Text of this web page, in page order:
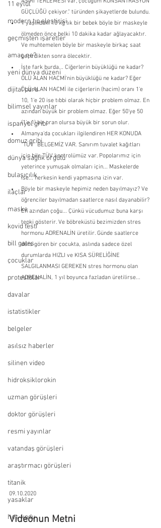
11 eylül
modern tıp eleştirisi
geçmişten işaretler
amaç ne?
yeni dünya düzeni
dijital para
bilimsel yayınlar
ispanyol gribi
domuz gribi
dünya sağlık örgütü
bulaşıcılık
ilaçlar
maske
kovid testi
bill gates
çocuklar
protestolar
davalar
istatistikler
belgeler
asılsız haberler
silinen video
hidroksiklorokin
uzman görüşleri
doktor görüşleri
resmi yayınlar
vatandaş görüşleri
araştırmacı görüşleri
titanik
yasaklar
hes-kodu
GÜÇLÜĞÜ çekiyor." türünden şikayetlerde bulundu.
1 yaşındaki 10 kg lık bir bebek böyle bir maskeyle
ölmeden önce belki 10 dakika kadar ağlayacaktır.
Ve muhtemelen böyle bir maskeyle birkaç saat
geçirdikten sonra ölecektir.
İşte fark burda... Ciğerlerin büyüklüğü ne kadar?
ÖLÜ ALAN HACMİ'nin büyüklüğü ne kadar? Eğer
ÖLÜ ALAN HACMİ ile ciğerlerin (hacim) oranı 1'e
10, 1'e 20 ise tıbbi olarak hiçbir problem olmaz. En
azından büyük bir problem olmaz. Eğer 50'ye 50
(1'e 1) bir oran olursa büyük bir sorun olur.
Almanya'da çocukları ilgilendiren HER KONUDA
"TÜV" BELGEMİZ VAR. Sanırım tuvalet kağıtları
için bile TÜV kontrolümüz var. Popolarımız için
yeterince yumuşak olmaları için... Maskelerde
ise... herkesin kendi yapmasına izin var.
Böyle bir maskeyle hepimiz neden bayılmayız? Ve
öğrenciler bayılmadan saatlerce nasıl dayanabilir?
En azından çoğu... Çünkü vücudumuz buna karşı
tepki gösterir. Ve böbreküstü bezimizden stres
hormonu ADRENALİN üretilir. Günde saatlerce
ders gören bir çocukta, aslında sadece özel
durumlarda HIZLI ve KISA SÜRELİĞİNE
SALGILANMASI GEREKEN stres hormonu olan
ADRENALİN, 1 yıl boyunca fazladan üretilirse...
09.10.2020
Videonun Metni